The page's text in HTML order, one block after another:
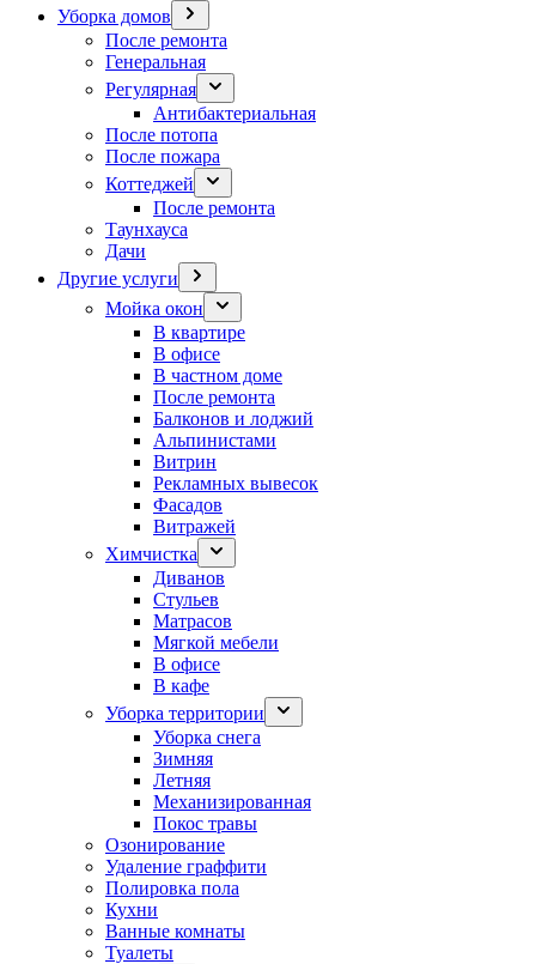
Уборка домов
После ремонта
Генеральная
Регулярная
Антибактериальная
После потопа
После пожара
Коттеджей
После ремонта
Таунхауса
Дачи
Другие услуги
Мойка окон
В квартире
В офисе
В частном доме
После ремонта
Балконов и лоджий
Альпинистами
Витрин
Рекламных вывесок
Фасадов
Витражей
Химчистка
Диванов
Стульев
Матрасов
Мягкой мебели
В офисе
В кафе
Уборка территории
Уборка снега
Зимняя
Летняя
Механизированная
Покос травы
Озонирование
Удаление граффити
Полировка пола
Кухни
Ванные комнаты
Туалеты